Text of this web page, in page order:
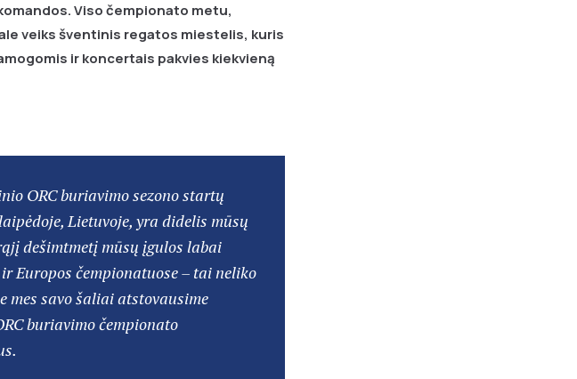
Viso čempionato metu,
veiks šventinis regatos miestelis, kuris
ir koncertais pakvies kiekvieną
ORC buriavimo sezono startų
Lietuvoje, yra didelis mūsų
dešimtmetį mūsų įgulos labai
Europos čempionatuose – tai neliko
mes savo šaliai atstovausime
buriavimo čempionato